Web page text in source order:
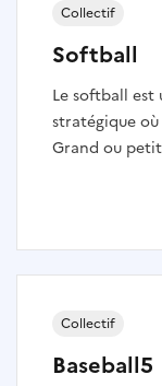
Softball
Le softball est
stratégique
Grand ou
plan
Collectif
Baseball5
Collectif